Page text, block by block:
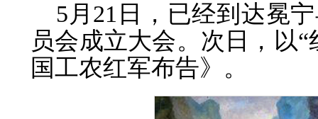
5月21日，已经到达冕
员会成立大会。次日，以
国工农红军布告》。